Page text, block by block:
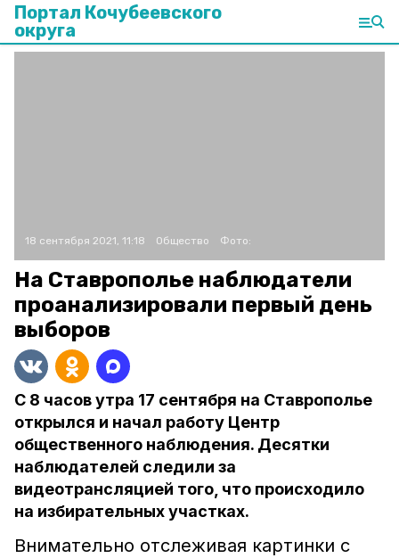
Портал Кочубеевского
округа
18 сентября 2021, 11:18 Общество Фото:
На Ставрополье наблюдатели
проанализировали первый день
выборов
С 8 часов утра 17 сентября на Ставрополье
открылся и начал работу Центр
общественного наблюдения. Десятки
наблюдателей следили за
видеотрансляцией того, что происходило
на избирательных участках.
Внимательно отслеживая картинки с